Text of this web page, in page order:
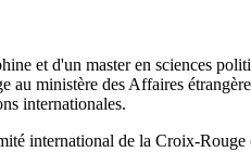
et d'un master en sciences
ministère des Affaires
internationales.
international de la Croix-